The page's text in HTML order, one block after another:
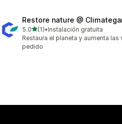
Restore nature @
5.0de 5 estrellas
(1)
1 reseñas en total
•Instalación gratuita
Restaura el planeta y aumenta las
pedido